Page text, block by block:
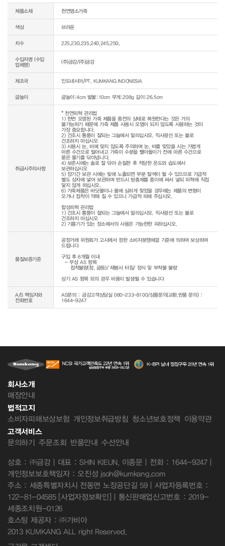
제품소재 천연염소가죽
색상 브라운
치수 225,230,235,240,245,250,
수입자명 (수입
업체명)
(주)금강/(주)금강
제조국 인도네시아/PT. KUMKANG INDONESIA
굽높이 굽높이:4cm 발볼:10cm 무게:208g 길이:26.5cm
취급시주의사항
* 천연피혁 관리법
1) 한번 오염된 가죽 제품을 종전의 상태로 복원한다는 것은 거의
불가능하기 때문에 가죽 제품 사용시 오염이 되지 않도록 사용하는 것이
가장 중요합니다.
2) 건조시 통풍이 잘되는 그늘에서 말리십시오. 직사광선 또는 불로
건조하지 마십시오
3) 사용시 눈, 비에 맞지 않도록 주의하며 눈, 비를 맞았을 시는 가볍게
마른 수건으로 털어내고 가죽이 수분을 빨아들이기 전에 마른 수건으로
묻은 물기를 닦아냅니다.
4) 보존시에는 솔로 잘 닦아 손질한 후 적당한 온도와 습도에서
보관하십시오
5) 장기간 보관 시에는 빛에 노출되면 부분 탈색이 될 수 있으므로 가급적
별도 상자에 넣어 보관하며 반드시 방충제를 종이에 싸서 넣되 피혁에 직접
닿지 않게 하십시오.
6) 가죽제품은 바닷물이나 물에 심하게 젖었을 경우에는 제품의 변형이
오거나 접착이 약해 질 수 있으니 가급적 피해 주십시오.
합성피혁 관리법
1) 건조시 통풍이 잘되는 그늘에서 말리십시오. 직사광선 또는 불로
건조하지 마십시오
2) 기름기가 있는 장소에서의 사용은 가능한한 피하십시오.
품질보증기준
공정거래 위원회가 고시에서 정한 소비자분쟁해결 기준에 의하여 보상하여
드립니다
구입 후 6개월 이내
  - 무상 AS 항목
상기 AS 항목 외의 경우 비용이 발생될 수 있습니다
A/S 책임자와
전화번호
AS문의 : 금강고객상담실 080-233-8100/상품문의(교환,반품 문의) :
1644-9247
회사소개
매장안내
법적고지
소비자피해보상보험 개인정보취급방침 청소년보호정책 이용약관
고객서비스
문의하기 주문조회 반품안내 수선안내
상호 : ㈜금강 | 대표 : SHIN KIEUN, 이종문 | 전화 : 1644-9247 |
개인정보보호책임자 : 오진성 jsoh@kumkang.com
주소 : 세종특별자치시 전동면 노장공단길 59 | 사업자등록번호 :
122-81-04585 [사업자정보확인] | 통신판매업신고번호 : 2019-
세종조치원-0126
호스팅 제공자 : ㈜가비아
2013 KUMKANG ALL right Reserved.